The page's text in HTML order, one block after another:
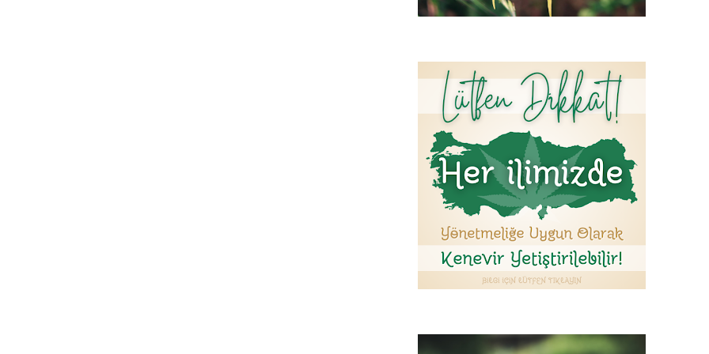
kireç ve kireç) ile yedi farklı bağlayıcı kombinasyonu
ve iki onda bir kısım su içeren kenevir betonlarının birim hacim